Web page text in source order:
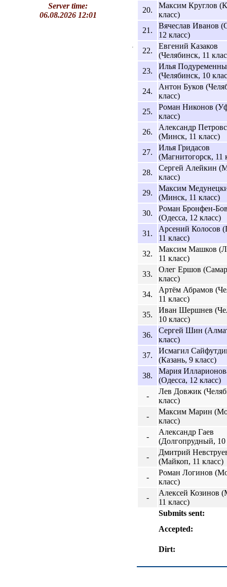
Server time:
06.08.2026 12:01
20.
Максим Круглов
класс)
21.
Вячеслав Иванов
12 класс)
22.
Евгений Казаков
(Челябинск, 11
23.
Илья
(Челябинск, 10
24.
Антон Буков
класс)
25.
Роман Никонов
класс)
26.
Александр
(Минск, 11 класс)
27.
Илья Гридасов
(Магнитогорск, 11
28.
Сергей Алейкин
класс)
29.
Максим
(Минск, 11 класс)
30.
Роман Бронфен-
(Одесса, 12 класс)
31.
Арсений Колосов
11 класс)
32.
Максим Машков
11 класс)
33.
Олег Ершов
класс)
34.
Артём Абрамов
11 класс)
35.
Иван Шершнев
10 класс)
36.
Сергей Шин
класс)
37.
Исмагил
(Казань, 9 класс)
38.
Мария
(Одесса, 12 класс)
-
Лев Довжик
класс)
-
Максим Марин
класс)
-
Александр Гаев
(Долгопрудный, 10
-
Дмитрий
(Майкоп, 11 класс)
-
Роман Логинов
класс)
-
Алексей Козинов
11 класс)
Submits sent:
Accepted:
Dirt: